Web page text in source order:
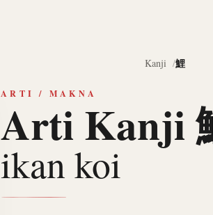
Kanji 鯉
ARTI / MAKNA
Arti Kanji
ikan koi